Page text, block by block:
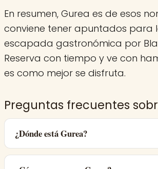
En resumen, Gurea es de esos
conviene tener apuntados para
escapada gastronómica por
Reserva con tiempo y ve con
es como mejor se disfruta.
Preguntas frecuentes
¿Dónde está Gurea?